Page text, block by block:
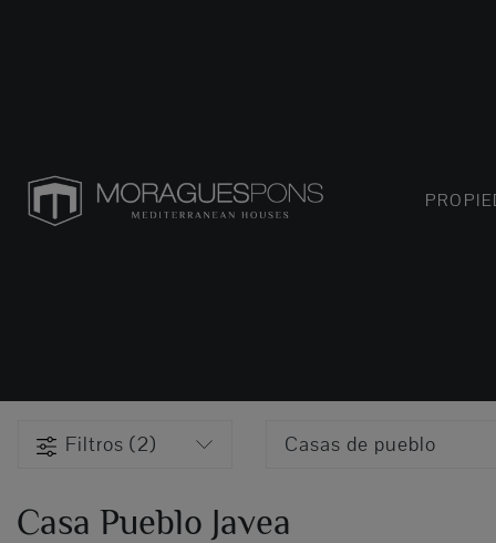
Filtros (2) Casas de pueblo
Casa Pueblo Javea